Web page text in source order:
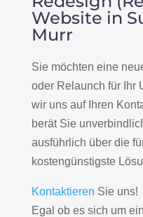
Website in
Murr
Sie möchten eine
oder Relaunch für Ihr
wir uns auf Ihren
berät Sie
ausführlich über die
kostengünstigste
Kontaktieren Sie uns!
Egal ob es sich um